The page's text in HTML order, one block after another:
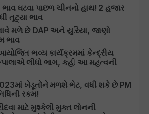
ભાવ ઘટવા પાછળ ચીનનો હાથ! 2 હજાર
તૂટ્યા ભાવ
મળે છે DAP અને યુરિયા, જાણો
ભાવ
ભવ્ય કાર્યક્રમમાં કેન્દ્રીય
લીધો ભાગ, કહી આ મહત્વની
ખેડૂતોને મળશે ભેટ, વધી શકે છે PM
રકમ!
માટે મુશ્કેલી મુક્ત લોનની